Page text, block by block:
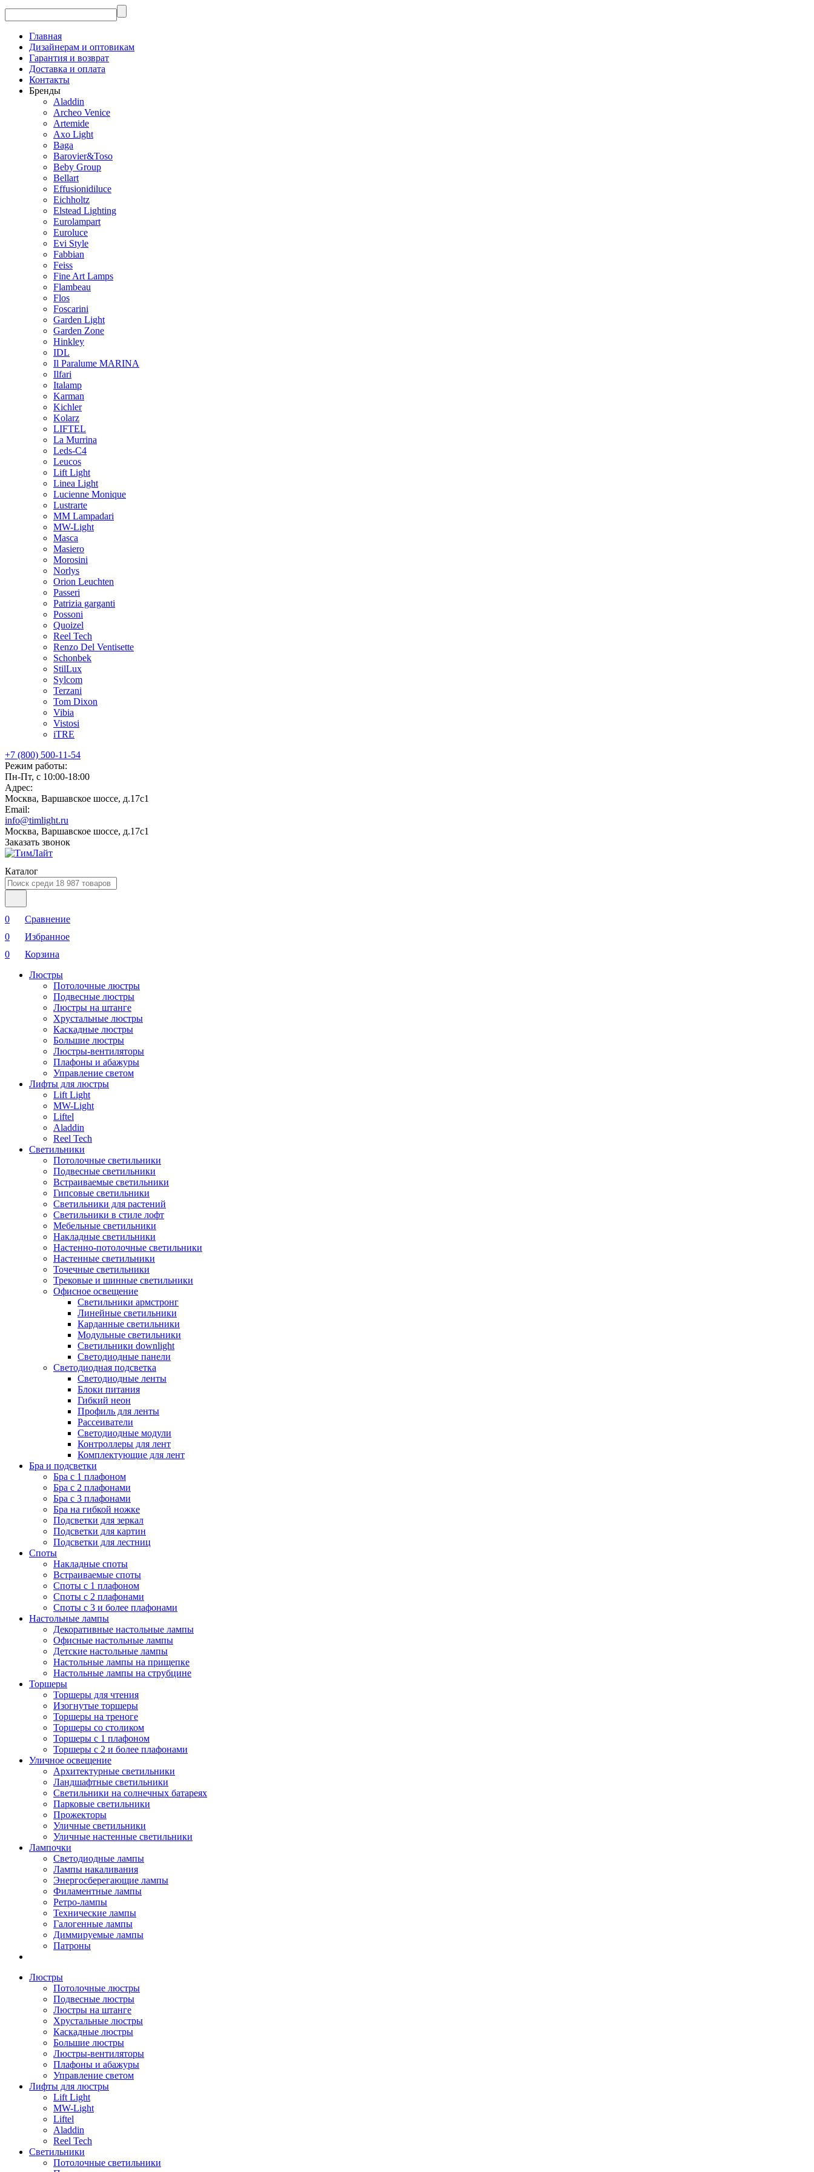
Главная
Дизайнерам и оптовикам
Гарантия и возврат
Доставка и оплата
Контакты
Бренды
Aladdin
Archeo Venice
Artemide
Axo Light
Baga
Barovier&Toso
Beby Group
Bellart
Effusionidiluce
Eichholtz
Elstead Lighting
Eurolampart
Euroluce
Evi Style
Fabbian
Feiss
Fine Art Lamps
Flambeau
Flos
Foscarini
Garden Light
Garden Zone
Hinkley
IDL
Il Paralume MARINA
Ilfari
Italamp
Karman
Kichler
Kolarz
LIFTEL
La Murrina
Leds-C4
Leucos
Lift Light
Linea Light
Lucienne Monique
Lustrarte
MM Lampadari
MW-Light
Masca
Masiero
Morosini
Norlys
Orion Leuchten
Passeri
Patrizia garganti
Possoni
Quoizel
Reel Tech
Renzo Del Ventisette
Schonbek
StilLux
Sylcom
Terzani
Tom Dixon
Vibia
Vistosi
iTRE
+7 (800) 500-11-54
Режим работы:
Пн-Пт, с 10:00-18:00
Адрес:
Москва, Варшавское шоссе, д.17c1
Email:
info@timlight.ru
Москва, Варшавское шоссе, д.17c1
Заказать звонок
Каталог
0
Сравнение
0
Избранное
0
Корзина
Люстры
Потолочные люстры
Подвесные люстры
Люстры на штанге
Хрустальные люстры
Каскадные люстры
Большие люстры
Люстры-вентиляторы
Плафоны и абажуры
Управление светом
Лифты для люстры
Lift Light
MW-Light
Liftel
Aladdin
Reel Tech
Светильники
Потолочные светильники
Подвесные светильники
Встраиваемые светильники
Гипсовые светильники
Светильники для растений
Светильники в стиле лофт
Мебельные светильники
Накладные светильники
Настенно-потолочные светильники
Настенные светильники
Точечные светильники
Трековые и шинные светильники
Офисное освещение
Светильники армстронг
Линейные светильники
Карданные светильники
Модульные светильники
Светильники downlight
Светодиодные панели
Светодиодная подсветка
Светодиодные ленты
Блоки питания
Гибкий неон
Профиль для ленты
Рассеиватели
Светодиодные модули
Контроллеры для лент
Комплектующие для лент
Бра и подсветки
Бра с 1 плафоном
Бра с 2 плафонами
Бра с 3 плафонами
Бра на гибкой ножке
Подсветки для зеркал
Подсветки для картин
Подсветки для лестниц
Споты
Накладные споты
Встраиваемые споты
Споты с 1 плафоном
Споты с 2 плафонами
Споты с 3 и более плафонами
Настольные лампы
Декоративные настольные лампы
Офисные настольные лампы
Детские настольные лампы
Настольные лампы на прищепке
Настольные лампы на струбцине
Торшеры
Торшеры для чтения
Изогнутые торшеры
Торшеры на треноге
Торшеры со столиком
Торшеры с 1 плафоном
Торшеры с 2 и более плафонами
Уличное освещение
Архитектурные светильники
Ландшафтные светильники
Светильники на солнечных батареях
Парковые светильники
Прожекторы
Уличные светильники
Уличные настенные светильники
Лампочки
Светодиодные лампы
Лампы накаливания
Энергосберегающие лампы
Филаментные лампы
Ретро-лампы
Технические лампы
Галогенные лампы
Диммируемые лампы
Патроны
Люстры
Потолочные люстры
Подвесные люстры
Люстры на штанге
Хрустальные люстры
Каскадные люстры
Большие люстры
Люстры-вентиляторы
Плафоны и абажуры
Управление светом
Лифты для люстры
Lift Light
MW-Light
Liftel
Aladdin
Reel Tech
Светильники
Потолочные светильники